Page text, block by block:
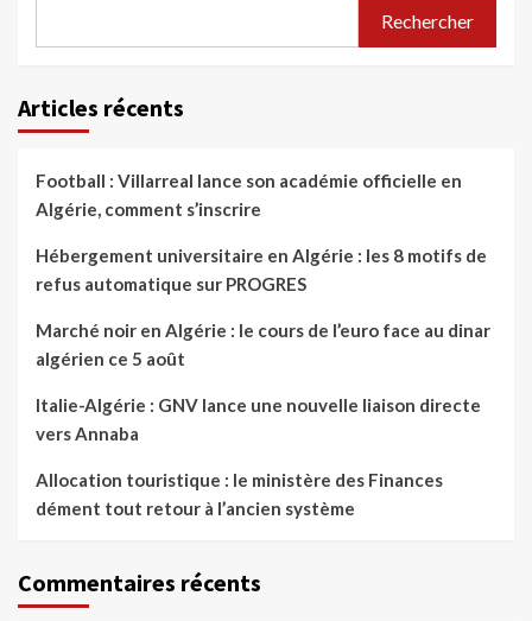
Rechercher
Articles récents
Football : Villarreal lance son académie officielle en
Algérie, comment s’inscrire
Hébergement universitaire en Algérie : les 8 motifs de
refus automatique sur PROGRES
Marché noir en Algérie : le cours de l’euro face au dinar
algérien ce 5 août
Italie-Algérie : GNV lance une nouvelle liaison directe
vers Annaba
Allocation touristique : le ministère des Finances
dément tout retour à l’ancien système
Commentaires récents